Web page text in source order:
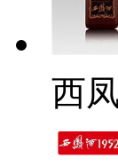
西